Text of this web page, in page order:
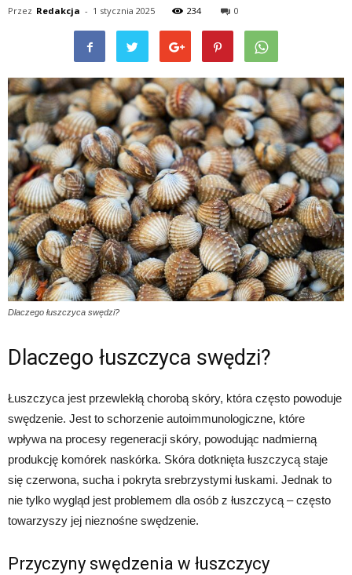
Przez Redakcja - 1 stycznia 2025 234 0
Dlaczego łuszczyca swędzi?
Dlaczego łuszczyca swędzi?
Łuszczyca jest przewlekłą chorobą skóry, która często powoduje
swędzenie. Jest to schorzenie autoimmunologiczne, które
wpływa na procesy regeneracji skóry, powodując nadmierną
produkcję komórek naskórka. Skóra dotknięta łuszczycą staje
się czerwona, sucha i pokryta srebrzystymi łuskami. Jednak to
nie tylko wygląd jest problemem dla osób z łuszczycą – często
towarzyszy jej nieznośne swędzenie.
Przyczyny swędzenia w łuszczycy